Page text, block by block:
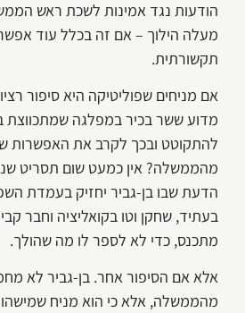
הודעות נגד אמינות לשכת ראש
מעלה הילוך – אם זה בכלל עוד
תקשורתית.
אם מניחים שפוליטיקה היא סיפור
מדוע ששר בכיר במפלגה שמתכווצת
להתקוטט ובכך לקרב את האפשרות
מהממשלה? אין כמעט שום תסריט
הדעת שבו בן-גביר יחזיק בעמדת
בעתיד, שחקן וטו בקואליציה וחבר
מתכנס, כדי לא לספר לו מה שהולך.
אלא אם הסיפור אחר. בן-גביר לא
מהממשלה, אלא כי הוא מניח